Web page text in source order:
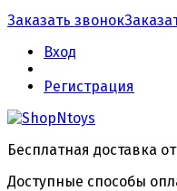
Заказать звонок
Вход
Регистрация
Бесплатная доставка
Доступные способы